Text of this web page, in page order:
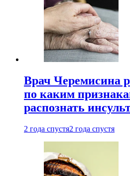
Врач Черемисина
по каким
распознать
2 года спустя2 года спустя